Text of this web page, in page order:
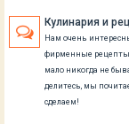
Кулинария и
Нам очень
фирменные рецепты
мало никогда не
делитесь, мы
сделаем!